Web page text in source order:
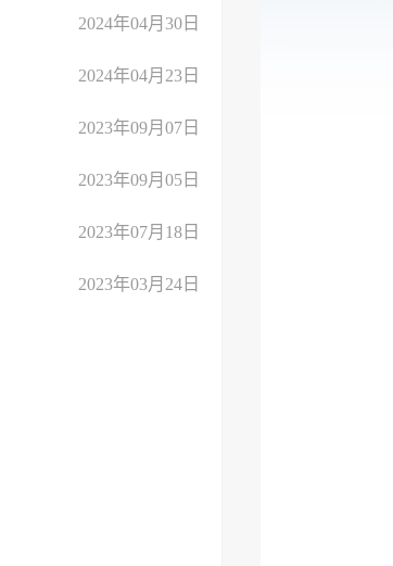
2024年04月30日
2024年04月23日
2023年09月07日
2023年09月05日
2023年07月18日
2023年03月24日